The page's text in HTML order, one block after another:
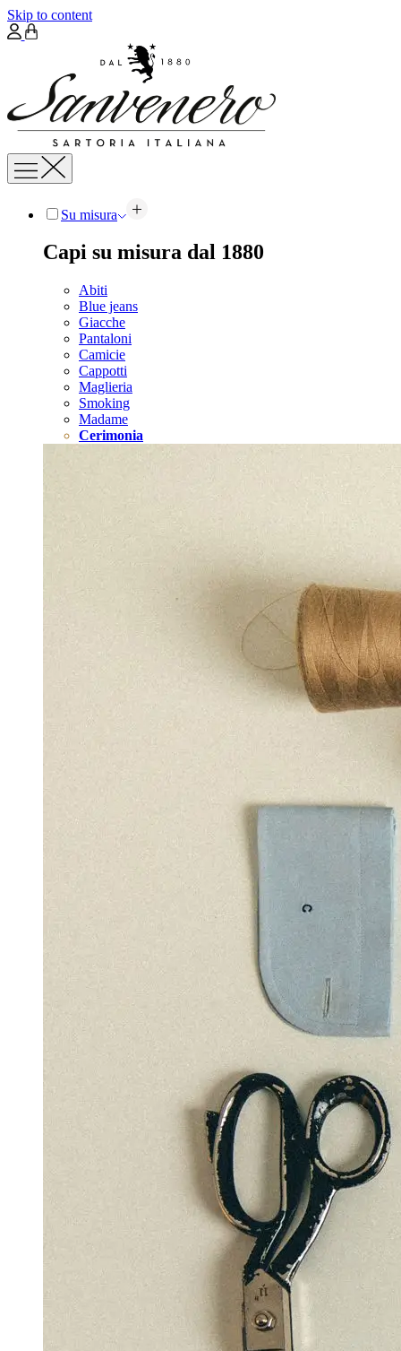
Skip to content
Su misura
Capi su misura dal 1880
Abiti
Blue jeans
Giacche
Pantaloni
Camicie
Cappotti
Maglieria
Smoking
Madame
Cerimonia